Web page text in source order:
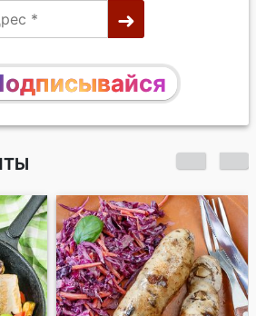
Куриные ножки,
фаршированные
грибами